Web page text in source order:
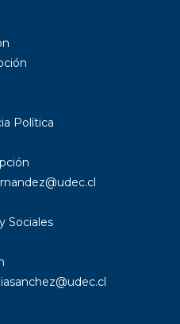
Política
Sociales